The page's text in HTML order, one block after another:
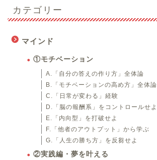
カテゴリー
マインド
①モチベーション
A.「自分の答えの作り方」全体論
B.「モチベーションの高め方」全体論
C.「日常が変わる」経験
D.「脳の報酬系」をコントロールせよ
E.「内向型」を打破せよ
F.「他者のアウトプット」から学ぶ
G.「人生の勝ち方」を反芻せよ
②実践編・夢を叶える